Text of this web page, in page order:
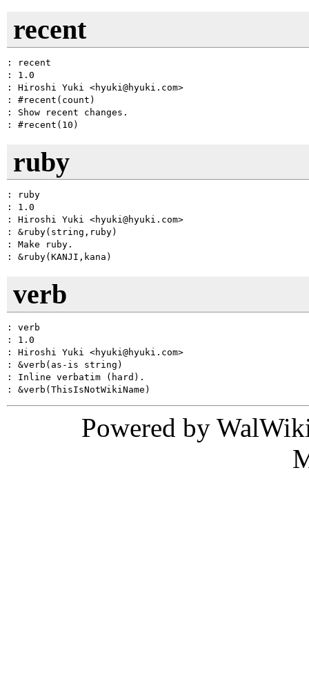
recent
: recent
: 1.0
: Hiroshi Yuki <hyuki@hyuki.com>
: #recent(count)
: Show recent changes.
ruby
: ruby
: 1.0
: Hiroshi Yuki <hyuki@hyuki.com>
: &ruby(string,ruby)
: Make ruby.
verb
: verb
: 1.0
: Hiroshi Yuki <hyuki@hyuki.com>
: &verb(as-is string)
: Inline verbatim (hard).
Powered by